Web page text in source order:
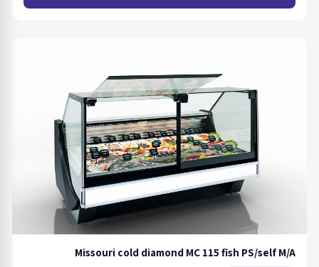
Missouri cold diamond MC 115 fish PS/self M/A